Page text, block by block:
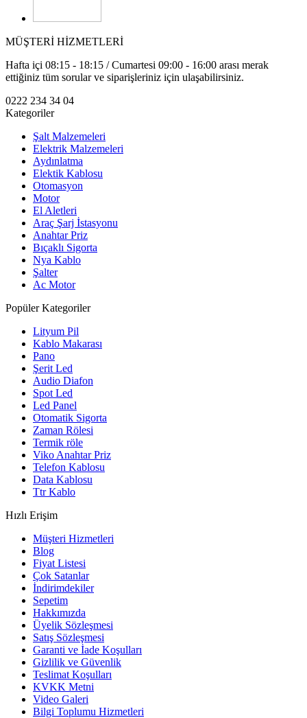
MÜŞTERİ HİZMETLERİ
Hafta içi 08:15 - 18:15 / Cumartesi 09:00 - 16:00 arası merak
ettiğiniz tüm sorular ve siparişleriniz için ulaşabilirsiniz.
0222 234 34 04
Kategoriler
Şalt Malzemeleri
Elektrik Malzemeleri
Aydınlatma
Elektik Kablosu
Otomasyon
Motor
El Aletleri
Araç Şarj İstasyonu
Anahtar Priz
Bıçaklı Sigorta
Nya Kablo
Şalter
Ac Motor
Popüler Kategoriler
Lityum Pil
Kablo Makarası
Pano
Şerit Led
Audio Diafon
Spot Led
Led Panel
Otomatik Sigorta
Zaman Rölesi
Termik röle
Viko Anahtar Priz
Telefon Kablosu
Data Kablosu
Ttr Kablo
Hızlı Erişim
Müşteri Hizmetleri
Blog
Fiyat Listesi
Çok Satanlar
İndirimdekiler
Sepetim
Hakkımızda
Üyelik Sözleşmesi
Satış Sözleşmesi
Garanti ve İade Koşulları
Gizlilik ve Güvenlik
Teslimat Koşulları
KVKK Metni
Video Galeri
Bilgi Toplumu Hizmetleri